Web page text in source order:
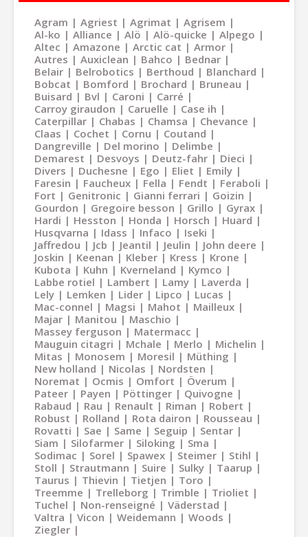
Agram Agriest Agrimat
Agrisem
Al-ko
Alliance Alö Alö-quicke
Alpego
Altec
Amazone Arctic cat
Armor
Autres
Auxiclean Bahco
Bednar
Belair
Belrobotics Berthoud
Blanchard
Bobcat
Bomford Brochard
Bruneau
Buisard
Bvl Caroni
Carré
Carroy giraudon
Caruelle
Case ih
Caterpillar
Chabas Chamsa
Chevance
Claas
Cochet Cornu
Coutand
Dangreville
Del morino
Delimbe
Demarest
Desvoys Deutz-fahr
Dieci
Divers
Duchesne Ego Eliet
Emily
Faresin
Faucheux Fella Fendt
Feraboli
Fort
Genitronic Gianni ferrari
Goizin
Gourdon
Gregoire besson Grillo
Gyrax
Hardi
Hesston Honda Horsch
Huard
Husqvarna
Idass Infaco
Iseki
Jaffredou
Jcb Jeantil Jeulin
John deere
Joskin
Keenan Kleber Kress
Krone
Kubota
Kuhn Kverneland
Kymco
Labbe rotiel
Lambert Lamy
Laverda
Lely
Lemken Lider Lipco
Lucas
Mac-connel
Magsi Mahot
Mailleux
Majar
Manitou
Maschio
Massey ferguson
Matermacc
Mauguin citagri
Mchale Merlo
Michelin
Mitas
Monosem Moresil
Müthing
New holland
Nicolas
Nordsten
Noremat
Ocmis Omfort
Överum
Pateer
Payen Pöttinger
Quivogne
Rabaud
Rau Renault Riman
Robert
Robust
Rolland Rota dairon
Rousseau
Rovatti
Sae Same Seguip
Sentar
Siam
Silofarmer Siloking
Sma
Sodimac
Sorel Spawex Steimer
Stihl
Stoll
Strautmann Suire Sulky
Taarup
Taurus
Thievin Tietjen
Toro
Treemme
Trelleborg Trimble
Trioliet
Tuchel
Non-renseigné
Väderstad
Valtra
Vicon Weidemann
Woods
Ziegler